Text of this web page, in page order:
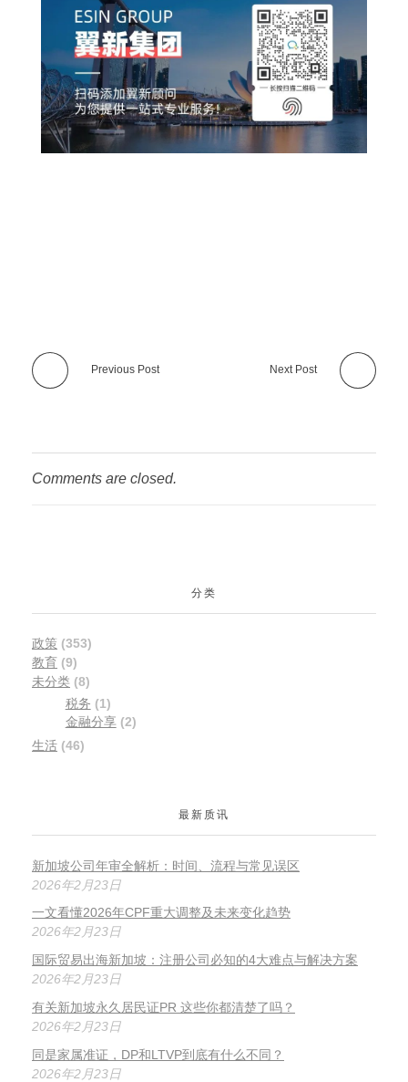
Previous Post Next Post
Comments are closed.
分类
政策 (353)
教育 (9)
未分类 (8)
税务 (1)
金融分享(2)
生活 (46)
最新质讯
新加坡公司年审全解析：时间、流程与常见误区
2026年2月23日
一文看懂2026年CPF重大调整及未来变化趋势
2026年2月23日
国际贸易出海新加坡：注册公司必知的4大难点与解决方案
2026年2月23日
有关新加坡永久居民证PR 这些你都清楚了吗？
2026年2月23日
同是家属准证，DP和LTVP到底有什么不同？
2026年2月23日